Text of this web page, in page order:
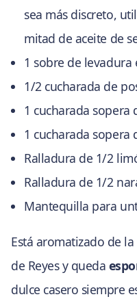
sea más discreto,
mitad de aceite de
1 sobre de levadura
1/2 cucharada de
1 cucharada sopera
1 cucharada sopera
Ralladura de 1/2
Ralladura de 1/2
Mantequilla para
Está aromatizado de
de Reyes y queda
dulce casero siempre